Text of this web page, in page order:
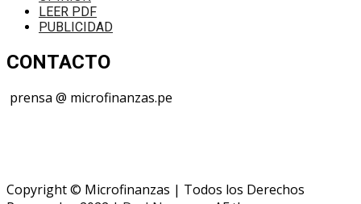
LEER PDF
PUBLICIDAD
CONTACTO
prensa @ microfinanzas.pe
Copyright © Microfinanzas | Todos los Derechos